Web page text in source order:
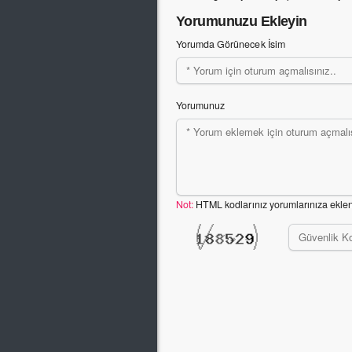
Yorumunuzu Ekleyin
Yorumda Görünecek İsim
Yorumunuz
Not: HTML kodlarınız yorumlarınıza